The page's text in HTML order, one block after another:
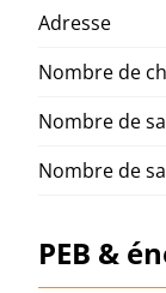
Adresse
Nombre de
Nombre de
Nombre de
PEB &